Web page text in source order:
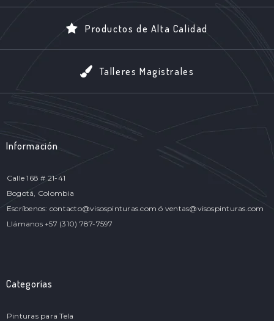
Productos de Alta Calidad
Talleres Magistrales
Información
Calle 168 # 21-41
Bogotá, Colombia
Escríbenos: contacto@visospinturas.com ó ventas@visospinturas.com
Llámanos +57 (310) 787-7597
Categorías
Pinturas para Tela